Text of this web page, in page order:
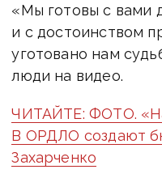
«Мы готовы с вами
и с достоинством
уготовано нам
люди на видео.
ЧИТАЙТЕ: ФОТО.
В ОРДЛО создают
Захарченко